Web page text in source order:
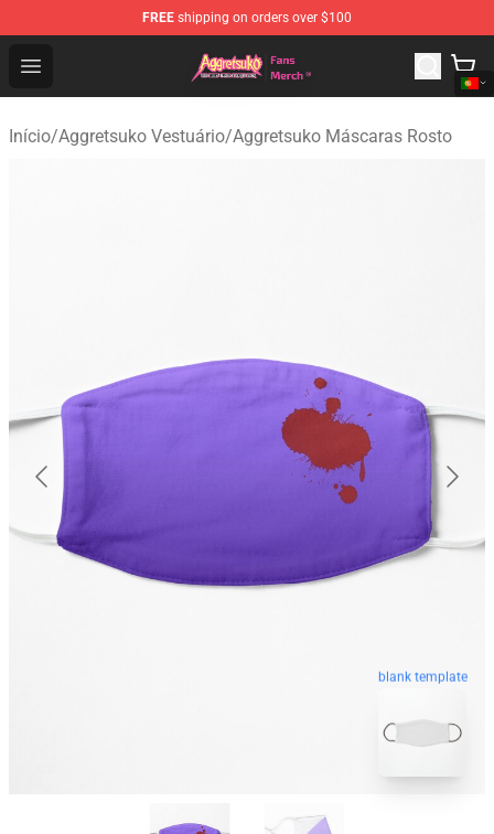
FREE shipping on orders over $100
Open menu
Aggretsuko Store - Official Aggretsuko Merchandise
Início/Aggretsuko Vestuário/Aggretsuko Máscaras Rosto
blank template